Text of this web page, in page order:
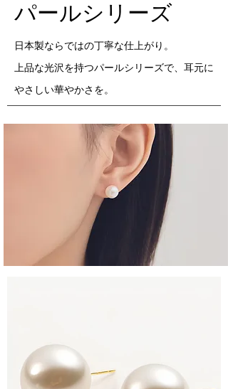
パールシリーズ
日本製ならではの丁寧な仕上がり。
上品な光沢を持つパールシリーズで、耳元に
やさしい華やかさを。